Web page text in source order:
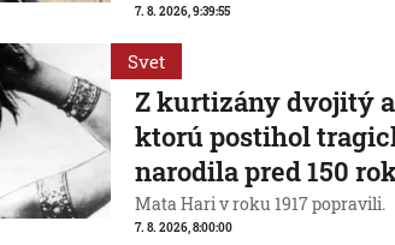
7. 8. 2026, 9:39:55
Svet
Z kurtizány dvojitý
ktorú postihol
narodila pred 150
Mata Hari v roku 1917 popravili.
7. 8. 2026, 8:00:00